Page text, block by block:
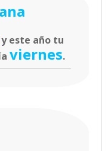
y este año tu
viernes.